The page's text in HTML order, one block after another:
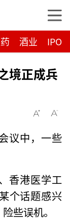
酒业 IPO
境正成兵
议中，一些
香港医学工
个话题感兴
些误机。